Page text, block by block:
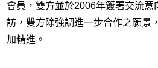
會員，雙方並於2006年簽署交流
訪，雙方除強調進一步合作之願景
加精進。